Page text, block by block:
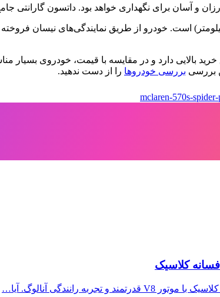
و آسان برای نگهداری خواهد بود. داتسون گارانتی
سوخت ادعایی کارخانه ۵۸.۲ مایل بر گالن (حدود ۵ لیتر در ۱۰۰ کیلومتر) است.
بالایی دارد و در مقایسه با قیمت، خودروی بسیار
بررسی بررسی خودروها را از دست ندهید.
mclaren-570s-